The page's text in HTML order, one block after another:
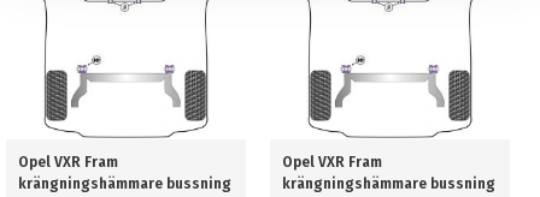
Opel VXR Fram
krängningshämmare bussning
Opel VXR Fram
krängningshämmare bussning